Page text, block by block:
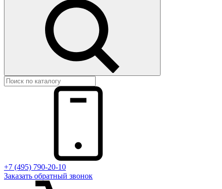
+7 (495) 790-20-10
Заказать обратный звонок